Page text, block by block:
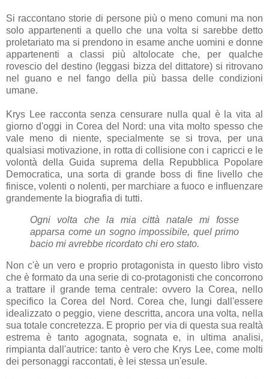
Si raccontano storie di persone più o meno comuni ma non
solo appartenenti a quello che una volta si sarebbe detto
proletariato ma si prendono in esame anche uomini e donne
appartenenti a classi più altolocate che, per qualche
rovescio del destino (leggasi bizza del dittatore) si ritrovano
nel guano e nel fango della più bassa delle condizioni
umane.
Krys Lee racconta senza censurare nulla qual è la vita al
giorno d'oggi in Corea del Nord: una vita molto spesso che
vale meno di niente, specialmente se si trova, per una
qualsiasi motivazione, in rotta di collisione con i capricci e le
volontà della Guida suprema della Repubblica Popolare
Democratica, una sorta di grande boss di fine livello che
finisce, volenti o nolenti, per marchiare a fuoco e influenzare
grandemente la biografia di tutti.
Ogni volta che la mia città natale mi fosse
apparsa come un sogno impossibile, quel primo
bacio mi avrebbe ricordato chi ero stato.
Non c'è un vero e proprio protagonista in questo libro visto
che è formato da una serie di co-protagonisti che concorrono
a trattare il grande tema centrale: ovvero la Corea, nello
specifico la Corea del Nord. Corea che, lungi dall'essere
idealizzato o peggio, viene descritta, ancora una volta, nella
sua totale concretezza. E proprio per via di questa sua realtà
estrema è tanto agognata, sognata e, in ultima analisi,
rimpianta dall'autrice: tanto è vero che Krys Lee, come molti
dei personaggi raccontati, è lei stessa un'esule.